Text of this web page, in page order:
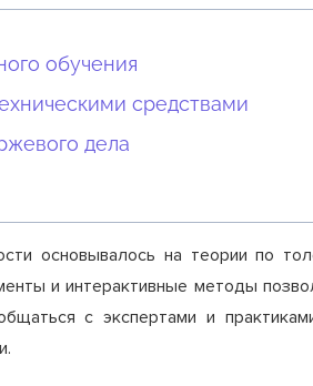
обучения
средствами
дела
основывалось на теории по
и интерактивные методы
с экспертами и